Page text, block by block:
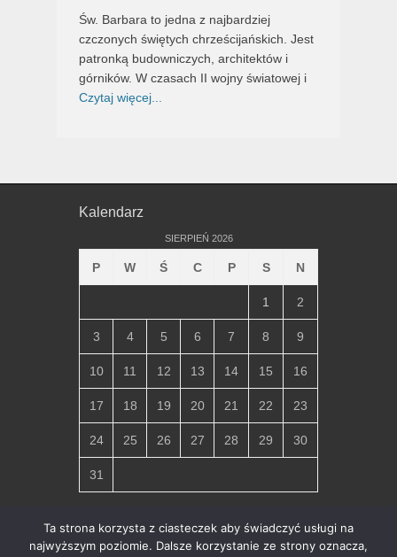
Św. Barbara to jedna z najbardziej
czczonych świętych chrześcijańskich. Jest
patronką budowniczych, architektów i
górników. W czasach II wojny światowej i
Czytaj więcej...
Kalendarz
SIERPIEŃ 2026
P W Ś C P S N
1 2
3 4 5 6 7 8 9
10 11 12 13 14 15 16
17 18 19 20 21 22 23
24 25 26 27 28 29 30
31
« lip
Ta strona korzysta z ciasteczek aby świadczyć usługi na
najwyższym poziomie. Dalsze korzystanie ze strony oznacza,